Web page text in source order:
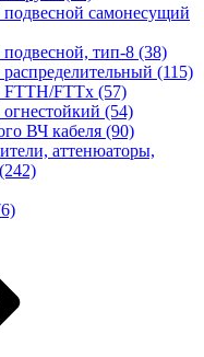
самонесущий
тип-8 (38)
(115)
FTTH/FTTx (57)
(54)
ВЧ кабеля (90)
аттенюаторы,
(242)